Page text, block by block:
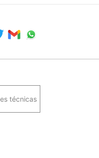
técnicas